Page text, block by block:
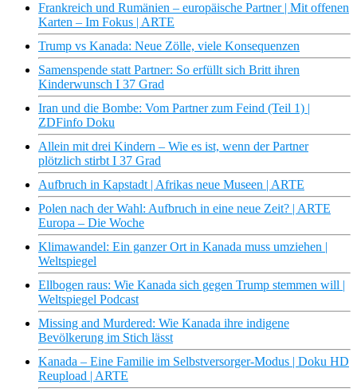
Frankreich und Rumänien – europäische Partner | Mit offenen
Karten – Im Fokus | ARTE
Trump vs Kanada: Neue Zölle, viele Konsequenzen
Samenspende statt Partner: So erfüllt sich Britt ihren
Kinderwunsch I 37 Grad
Iran und die Bombe: Vom Partner zum Feind (Teil 1) |
ZDFinfo Doku
Allein mit drei Kindern – Wie es ist, wenn der Partner
plötzlich stirbt I 37 Grad
Aufbruch in Kapstadt | Afrikas neue Museen | ARTE
Polen nach der Wahl: Aufbruch in eine neue Zeit? | ARTE
Europa – Die Woche
Klimawandel: Ein ganzer Ort in Kanada muss umziehen |
Weltspiegel
Ellbogen raus: Wie Kanada sich gegen Trump stemmen will |
Weltspiegel Podcast
Missing and Murdered: Wie Kanada ihre indigene
Bevölkerung im Stich lässt
Kanada – Eine Familie im Selbstversorger-Modus | Doku HD
Reupload | ARTE